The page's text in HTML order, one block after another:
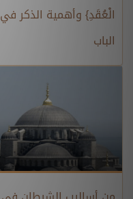
الْعُقَدِ} وأهمية الذكر في
الباب